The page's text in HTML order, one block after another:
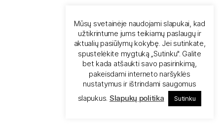
Mūsų svetainėje naudojami slapukai, kad
užtikrintume jums teikiamų paslaugų ir
aktualių pasiūlymų kokybę. Jei sutinkate,
spustelėkite mygtuką „Sutinku". Galite
bet kada atšaukti savo pasirinkimą,
pakeisdami interneto naršyklės
nustatymus ir ištrindami saugomus
slapukus. Slapukų politika Sutinku